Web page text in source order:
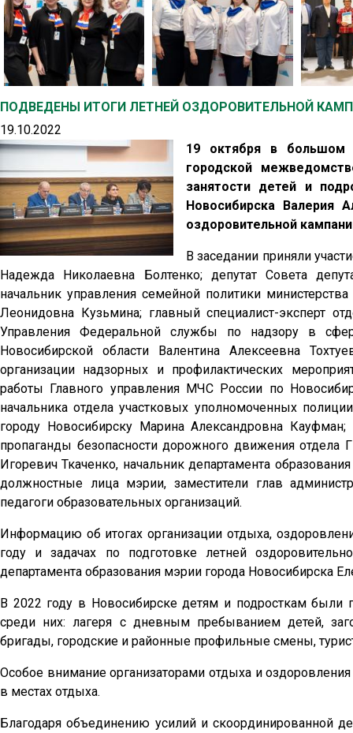
ПОДВЕДЕНЫ ИТОГИ ЛЕТНЕЙ ОЗДОРОВИТЕЛЬНОЙ
19.10.2022
19 октября в большом
городской
занятости детей и
Новосибирска Валерия
оздоровительной
В заседании приняли
Надежда Николаевна Болтенко; депутат Совета
начальник управления семейной политики
Леонидовна Кузьмина; главный специалист-эксперт
Управления Федеральной службы по надзору в
Новосибирской области Валентина Алексеевна
организации надзорных и профилактических
работы Главного управления МЧС России по
начальника отдела участковых уполномоченных
городу Новосибирску Марина Александровна Кауфман;
пропаганды безопасности дорожного движения
Игоревич Ткаченко, начальник департамента
должностные лица мэрии, заместители глав
педагоги образовательных организаций.
Информацию об итогах организации отдыха,
году и задачах по подготовке летней
департамента образования мэрии города Новосибирска
В 2022 году в Новосибирске детям и подросткам
среди них: лагеря с дневным пребыванием детей,
бригады, городские и районные профильные смены,
Особое внимание организаторами отдыха и
в местах отдыха.
Благодаря объединению усилий и скоординированной